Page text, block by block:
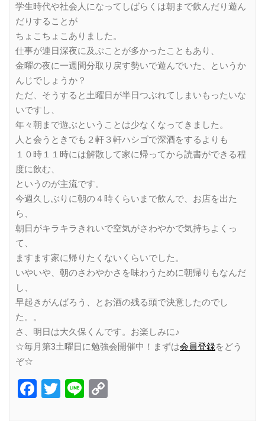
学生時代や社会人になってしばらくは朝まで飲んだり遊ん
だりすることが
ちょこちょこありました。
仕事が連日深夜に及ぶことが多かったこともあり、
金曜の夜に一週間分取り戻す勢いで遊んでいた、というか
んじでしょうか？
ただ、そうすると土曜日が半日つぶれてしまいもったいな
いですし、
年々朝まで遊ぶということは少なくなってきました。
人と会うときでも２軒３軒ハシゴで深酒をするよりも
１０時１１時には解散して家に帰ってから読書ができる程
度に飲む、
というのが主流です。
今週久しぶりに朝の４時くらいまで飲んで、お店を出た
ら、
朝日がキラキラきれいで空気がさわやかで気持ちよくっ
て、
ますます家に帰りたくないくらいでした。
いやいや、朝のさわやかさを味わうために朝帰りもなんだ
し、
早起きがんばろう、とお酒の残る頭で決意したのでし
た。。
さ、明日は大久保くんです。お楽しみに♪
☆毎月第3土曜日に勉強会開催中！まずは会員登録をどう
ぞ☆
Facebook
Twitter
Line